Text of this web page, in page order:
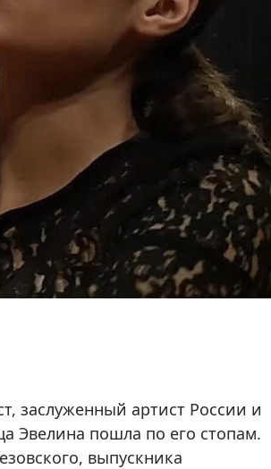
заслуженный артист России и
Эвелина пошла по его стопам.
выпускника